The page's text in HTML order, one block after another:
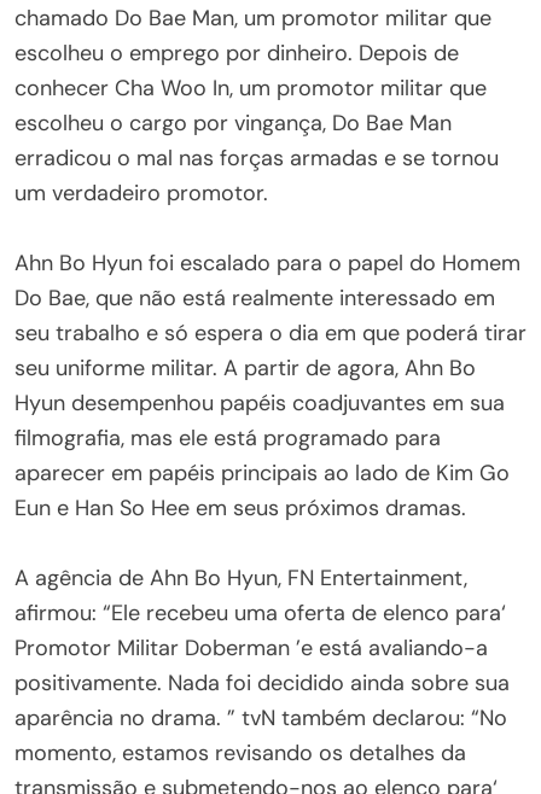
chamado Do Bae Man, um promotor militar que
escolheu o emprego por dinheiro. Depois de
conhecer Cha Woo In, um promotor militar que
escolheu o cargo por vingança, Do Bae Man
erradicou o mal nas forças armadas e se tornou
um verdadeiro promotor.
Ahn Bo Hyun foi escalado para o papel do Homem
Do Bae, que não está realmente interessado em
seu trabalho e só espera o dia em que poderá tirar
seu uniforme militar. A partir de agora, Ahn Bo
Hyun desempenhou papéis coadjuvantes em sua
filmografia, mas ele está programado para
aparecer em papéis principais ao lado de Kim Go
Eun e Han So Hee em seus próximos dramas.
A agência de Ahn Bo Hyun, FN Entertainment,
afirmou: “Ele recebeu uma oferta de elenco para‘
Promotor Militar Doberman ’e está avaliando-a
positivamente. Nada foi decidido ainda sobre sua
aparência no drama. ” tvN também declarou: “No
momento, estamos revisando os detalhes da
transmissão e submetendo-nos ao elenco para‘